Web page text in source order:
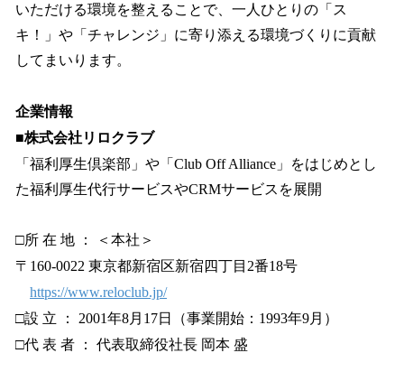
いただける環境を整えることで、一人ひとりの「ス
キ！」や「チャレンジ」に寄り添える環境づくりに貢献
してまいります。
企業情報
■株式会社リロクラブ
「福利厚生倶楽部」や「Club Off Alliance」をはじめとし
た福利厚生代行サービスやCRMサービスを展開
□所 在 地 ： ＜本社＞
〒160-0022 東京都新宿区新宿四丁目2番18号
https://www.reloclub.jp/
□設 立 ： 2001年8月17日（事業開始：1993年9月）
□代 表 者 ： 代表取締役社長 岡本 盛